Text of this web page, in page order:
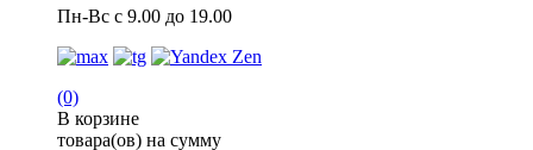
Пн-Вс с 9.00 до 19.00
(0)
В корзине
товара(ов) на сумму